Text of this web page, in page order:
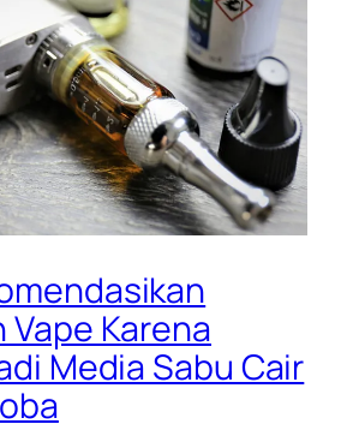
Vape Karena
Media Sabu Cair